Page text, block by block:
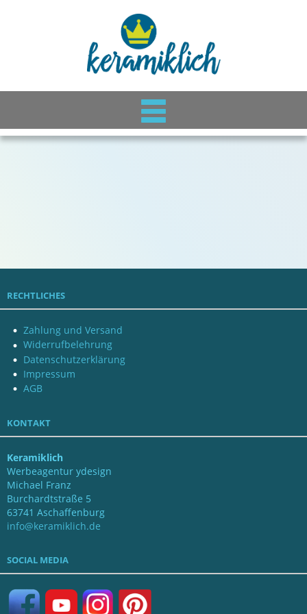
RECHTLICHES
Zahlung und Versand
Widerrufbelehrung
Datenschutzerklärung
Impressum
AGB
KONTAKT
Keramiklich
Werbeagentur ydesign
Michael Franz
Burchardtstraße 5
63741 Aschaffenburg
info@keramiklich.de
SOCIAL MEDIA